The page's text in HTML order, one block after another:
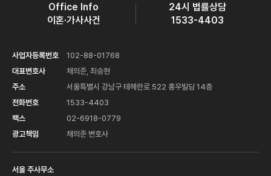
Office Info
이혼·가사사건
24시 법률상담
1533-4403
사업자등록번호
102-88-01768
대표변호사
채의준, 최승현
주소
서울특별시 강남구 테헤란로 522 홍우빌딩 14층
전화번호
1533-4403
팩스
02-6918-0779
광고책임
채의준 변호사
서울 주사무소